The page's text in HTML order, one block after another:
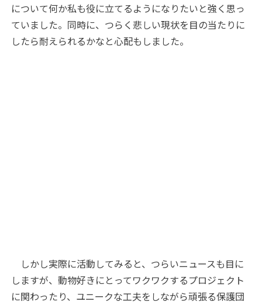
について何か私も役に立てるようになりたいと強く思っ
ていました。同時に、つらく悲しい現状を目の当たりに
したら耐えられるかなと心配もしました。
しかし実際に活動してみると、つらいニュースも目に
しますが、動物好きにとってワクワクするプロジェクト
に関わったり、ユニークな工夫をしながら頑張る保護団